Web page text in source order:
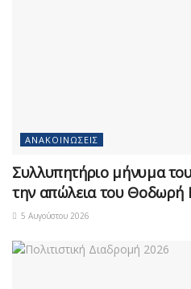
ΑΝΑΚΟΙΝΏΣΕΙΣ
Συλλυπητήριο μήνυμα
την απώλεια του Θοδωρή
5 Αυγούστου 2026